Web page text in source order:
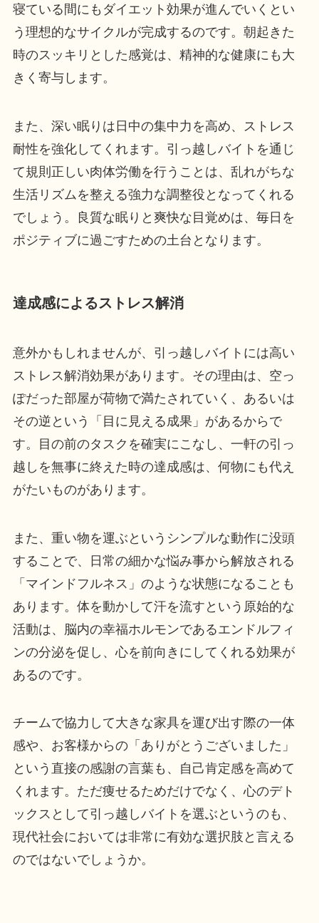
寝ている間にもダイエット効果が進んでいくとい
う理想的なサイクルが完成するのです。朝起きた
時のスッキリとした感覚は、精神的な健康にも大
きく寄与します。
また、深い眠りは日中の集中力を高め、ストレス
耐性を強化してくれます。引っ越しバイトを通じ
て規則正しい肉体労働を行うことは、乱れがちな
生活リズムを整える強力な調整役となってくれる
でしょう。良質な眠りと爽快な目覚めは、毎日を
ポジティブに過ごすための土台となります。
達成感によるストレス解消
意外かもしれませんが、引っ越しバイトには高い
ストレス解消効果があります。その理由は、空っ
ぽだった部屋が荷物で満たされていく、あるいは
その逆という「目に見える成果」があるからで
す。目の前のタスクを確実にこなし、一軒の引っ
越しを無事に終えた時の達成感は、何物にも代え
がたいものがあります。
また、重い物を運ぶというシンプルな動作に没頭
することで、日常の細かな悩み事から解放される
「マインドフルネス」のような状態になることも
あります。体を動かして汗を流すという原始的な
活動は、脳内の幸福ホルモンであるエンドルフィ
ンの分泌を促し、心を前向きにしてくれる効果が
あるのです。
チームで協力して大きな家具を運び出す際の一体
感や、お客様からの「ありがとうございました」
という直接の感謝の言葉も、自己肯定感を高めて
くれます。ただ痩せるためだけでなく、心のデト
ックスとして引っ越しバイトを選ぶというのも、
現代社会においては非常に有効な選択肢と言える
のではないでしょうか。